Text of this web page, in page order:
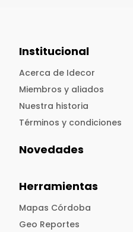
Institucional
Acerca de Idecor
Miembros y aliados
Nuestra historia
Términos y condiciones
Novedades
Herramientas
Mapas Córdoba
Geo Reportes